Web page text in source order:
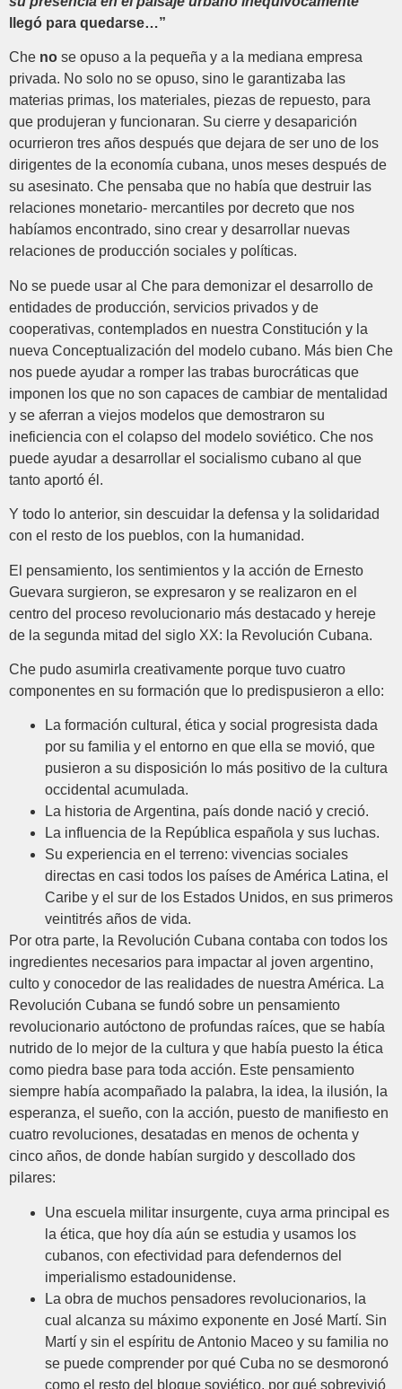
llegó para quedarse…”
Che no se opuso a la pequeña y a la mediana empresa
privada. No solo no se opuso, sino le garantizaba las
materias primas, los materiales, piezas de repuesto, para
que produjeran y funcionaran. Su cierre y desaparición
ocurrieron tres años después que dejara de ser uno de los
dirigentes de la economía cubana, unos meses después de
su asesinato. Che pensaba que no había que destruir las
relaciones monetario- mercantiles por decreto que nos
habíamos encontrado, sino crear y desarrollar nuevas
relaciones de producción sociales y políticas.
No se puede usar al Che para demonizar el desarrollo de
entidades de producción, servicios privados y de
cooperativas, contemplados en nuestra Constitución y la
nueva Conceptualización del modelo cubano. Más bien Che
nos puede ayudar a romper las trabas burocráticas que
imponen los que no son capaces de cambiar de mentalidad
y se aferran a viejos modelos que demostraron su
ineficiencia con el colapso del modelo soviético. Che nos
puede ayudar a desarrollar el socialismo cubano al que
tanto aportó él.
Y todo lo anterior, sin descuidar la defensa y la solidaridad
con el resto de los pueblos, con la humanidad.
El pensamiento, los sentimientos y la acción de Ernesto
Guevara surgieron, se expresaron y se realizaron en el
centro del proceso revolucionario más destacado y hereje
de la segunda mitad del siglo XX: la Revolución Cubana.
Che pudo asumirla creativamente porque tuvo cuatro
componentes en su formación que lo predispusieron a ello:
La formación cultural, ética y social progresista dada
por su familia y el entorno en que ella se movió, que
pusieron a su disposición lo más positivo de la cultura
occidental acumulada.
La historia de Argentina, país donde nació y creció.
La influencia de la República española y sus luchas.
Su experiencia en el terreno: vivencias sociales
directas en casi todos los países de América Latina, el
Caribe y el sur de los Estados Unidos, en sus primeros
veintitrés años de vida.
Por otra parte, la Revolución Cubana contaba con todos los
ingredientes necesarios para impactar al joven argentino,
culto y conocedor de las realidades de nuestra América. La
Revolución Cubana se fundó sobre un pensamiento
revolucionario autóctono de profundas raíces, que se había
nutrido de lo mejor de la cultura y que había puesto la ética
como piedra base para toda acción. Este pensamiento
siempre había acompañado la palabra, la idea, la ilusión, la
esperanza, el sueño, con la acción, puesto de manifiesto en
cuatro revoluciones, desatadas en menos de ochenta y
cinco años, de donde habían surgido y descollado dos
pilares:
Una escuela militar insurgente, cuya arma principal es
la ética, que hoy día aún se estudia y usamos los
cubanos, con efectividad para defendernos del
imperialismo estadounidense.
La obra de muchos pensadores revolucionarios, la
cual alcanza su máximo exponente en José Martí. Sin
Martí y sin el espíritu de Antonio Maceo y su familia no
se puede comprender por qué Cuba no se desmoronó
como el resto del bloque soviético, por qué sobrevivió